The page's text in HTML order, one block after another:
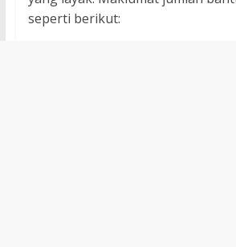
seperti berikut: